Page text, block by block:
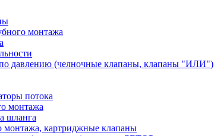
монтажа
давлению (челночные клапаны, клапаны "ИЛИ")
потока
монтажа
шланга
монтажа, картриджные клапаны